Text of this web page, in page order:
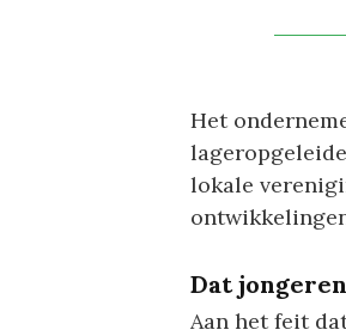
Het
lokale
Dat
Aan het feit